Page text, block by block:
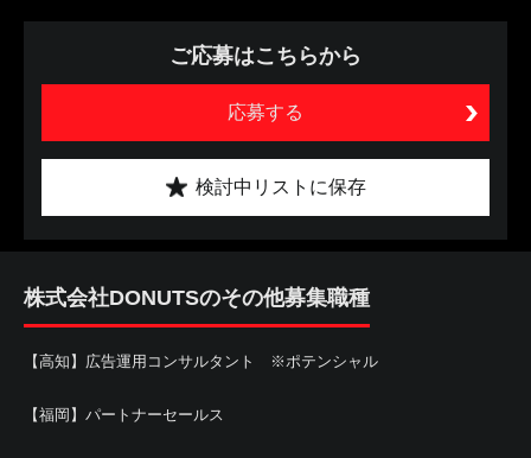
ご応募はこちらから
応募する
検討中リストに保存
株式会社DONUTSのその他募集職種
【高知】広告運用コンサルタント ※ポテンシャル
【福岡】パートナーセールス